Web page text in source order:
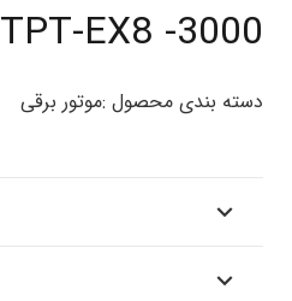
TPT-EX8 -3000
دسته بندی محصول :موتور برقی